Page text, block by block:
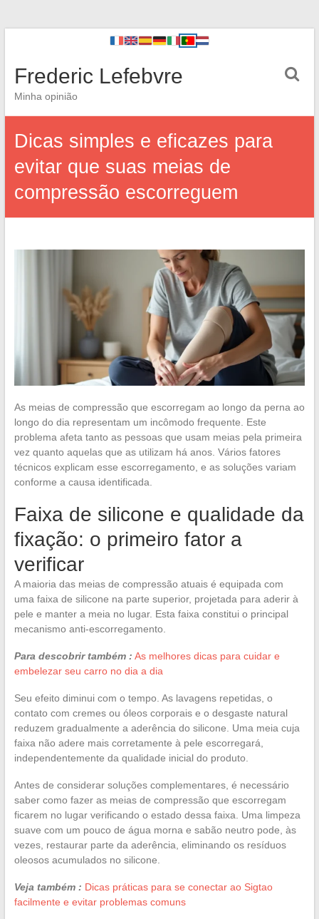
Frederic Lefebvre
Minha opinião
Dicas simples e eficazes para
evitar que suas meias de
compressão escorreguem
As meias de compressão que escorregam ao longo da perna ao
longo do dia representam um incômodo frequente. Este
problema afeta tanto as pessoas que usam meias pela primeira
vez quanto aquelas que as utilizam há anos. Vários fatores
técnicos explicam esse escorregamento, e as soluções variam
conforme a causa identificada.
Faixa de silicone e qualidade da
fixação: o primeiro fator a
verificar
A maioria das meias de compressão atuais é equipada com
uma faixa de silicone na parte superior, projetada para aderir à
pele e manter a meia no lugar. Esta faixa constitui o principal
mecanismo anti-escorregamento.
Para descobrir também : As melhores dicas para cuidar e
embelezar seu carro no dia a dia
Seu efeito diminui com o tempo. As lavagens repetidas, o
contato com cremes ou óleos corporais e o desgaste natural
reduzem gradualmente a aderência do silicone. Uma meia cuja
faixa não adere mais corretamente à pele escorregará,
independentemente da qualidade inicial do produto.
Antes de considerar soluções complementares, é necessário
saber como fazer as meias de compressão que escorregam
ficarem no lugar verificando o estado dessa faixa. Uma limpeza
suave com um pouco de água morna e sabão neutro pode, às
vezes, restaurar parte da aderência, eliminando os resíduos
oleosos acumulados no silicone.
Veja também : Dicas práticas para se conectar ao Sigtao
facilmente e evitar problemas comuns